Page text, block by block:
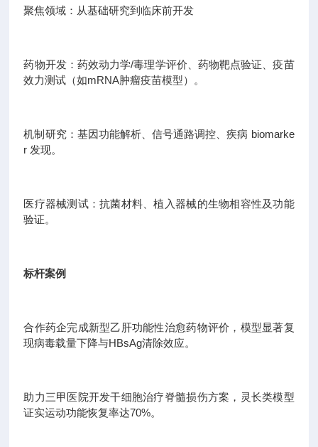
聚焦领域：从基础研究到临床前开发
药物开发：药效动力学/毒理学评价、药物靶点验证、疫苗
效力测试（如mRNA肿瘤疫苗模型）。
机制研究：基因功能解析、信号通路调控、疾病 biomarke
r 发现。
医疗器械测试：抗菌材料、植入器械的生物相容性及功能
验证。
标杆案例
合作药企完成新型乙肝功能性治愈药物评价，模型显著复
现病毒载量下降与HBsAg清除效应。
助力三甲医院开发干细胞治疗脊髓损伤方案，灵长类模型
证实运动功能恢复率达70%。